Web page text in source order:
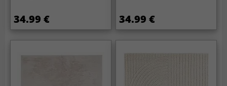
34.99 € 34.99 €